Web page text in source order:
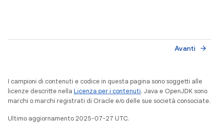
Avanti arrow_forward
I campioni di contenuti e codice in questa pagina sono soggetti alle
licenze descritte nella Licenza per i contenuti. Java e OpenJDK sono
marchi o marchi registrati di Oracle e/o delle sue società consociate.
Ultimo aggiornamento 2025-07-27 UTC.